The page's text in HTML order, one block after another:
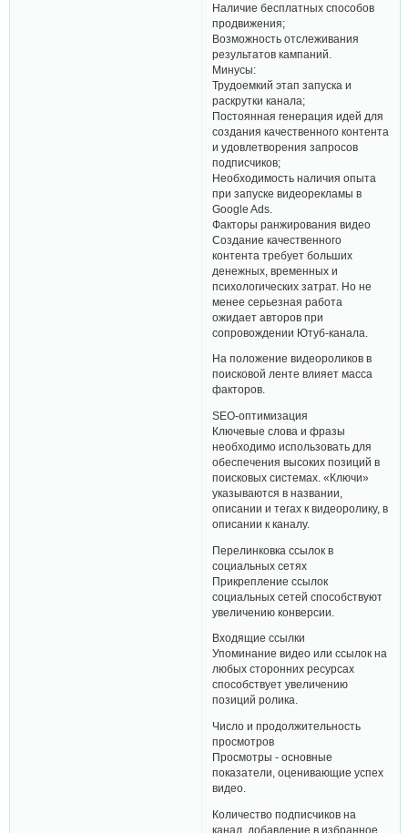
Наличие бесплатных способов
продвижения;
Возможность отслеживания
результатов кампаний.
Минусы:
Трудоемкий этап запуска и
раскрутки канала;
Постоянная генерация идей для
создания качественного контента
и удовлетворения запросов
подписчиков;
Необходимость наличия опыта
при запуске видеорекламы в
Google Ads.
Факторы ранжирования видео
Создание качественного
контента требует больших
денежных, временных и
психологических затрат. Но не
менее серьезная работа
ожидает авторов при
сопровождении Ютуб-канала.
На положение видеороликов в
поисковой ленте влияет масса
факторов.
SEO-оптимизация
Ключевые слова и фразы
необходимо использовать для
обеспечения высоких позиций в
поисковых системах. «Ключи»
указываются в названии,
описании и тегах к видеоролику, в
описании к каналу.
Перелинковка ссылок в
социальных сетях
Прикрепление ссылок
социальных сетей способствуют
увеличению конверсии.
Входящие ссылки
Упоминание видео или ссылок на
любых сторонних ресурсах
способствует увеличению
позиций ролика.
Число и продолжительность
просмотров
Просмотры - основные
показатели, оценивающие успех
видео.
Количество подписчиков на
канал, добавление в избранное